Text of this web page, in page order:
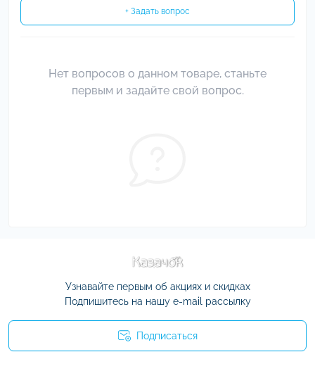
+ Задать вопрос
Нет вопросов о данном товаре, станьте
первым и задайте свой вопрос.
Узнавайте первым об акциях и скидках
Подпишитесь на нашу e-mail рассылку
Подписаться